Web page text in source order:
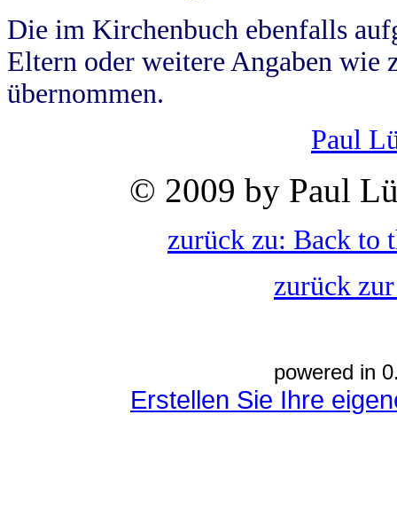
Die im Kirchenbuch ebenfalls
Eltern oder weitere Angaben wie
übernommen.
Paul
© 2009 by Paul
zurück zu: Back to
zurück
powered in
Erstellen Sie Ihre